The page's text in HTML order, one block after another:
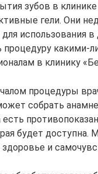
зубов в
гели. Они
для использования
процедуру какими-
в клинику
процедуры
собрать
есть
будет доступна.
здоровье и